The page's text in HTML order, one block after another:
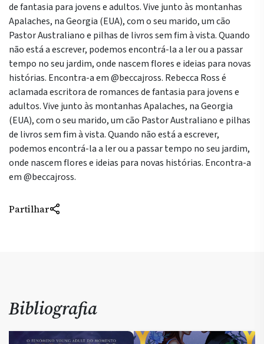
de fantasia para jovens e adultos. Vive junto às montanhas
Apalaches, na Georgia (EUA), com o seu marido, um cão
Pastor Australiano e pilhas de livros sem fim à vista. Quando
não está a escrever, podemos encontrá-la a ler ou a passar
tempo no seu jardim, onde nascem flores e ideias para novas
histórias. Encontra-a em @beccajross. Rebecca Ross é
aclamada escritora de romances de fantasia para jovens e
adultos. Vive junto às montanhas Apalaches, na Georgia
(EUA), com o seu marido, um cão Pastor Australiano e pilhas
de livros sem fim à vista. Quando não está a escrever,
podemos encontrá-la a ler ou a passar tempo no seu jardim,
onde nascem flores e ideias para novas histórias. Encontra-a
em @beccajross.
Partilhar
Bibliografia